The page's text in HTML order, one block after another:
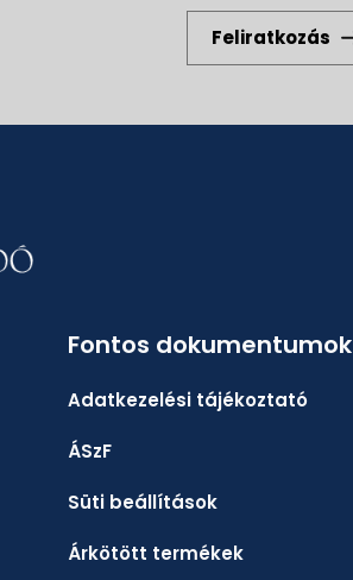
Feliratkozás
Fontos dokumentumok
Adatkezelési tájékoztató
ÁSzF
Süti beállítások
Árkötött termékek